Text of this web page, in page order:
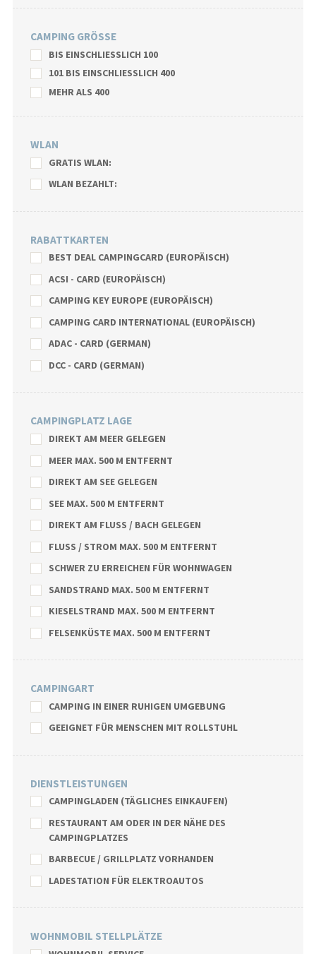
CAMPING GRÖSSE
BIS EINSCHLIESSLICH 100
101 BIS EINSCHLIESSLICH 400
MEHR ALS 400
WLAN
GRATIS WLAN:
WLAN BEZAHLT:
RABATTKARTEN
BEST DEAL CAMPINGCARD (EUROPÄISCH)
ACSI - CARD (EUROPÄISCH)
CAMPING KEY EUROPE (EUROPÄISCH)
CAMPING CARD INTERNATIONAL (EUROPÄISCH)
ADAC - CARD (GERMAN)
DCC - CARD (GERMAN)
CAMPINGPLATZ LAGE
DIREKT AM MEER GELEGEN
MEER MAX. 500 M ENTFERNT
DIREKT AM SEE GELEGEN
SEE MAX. 500 M ENTFERNT
DIREKT AM FLUSS / BACH GELEGEN
FLUSS / STROM MAX. 500 M ENTFERNT
SCHWER ZU ERREICHEN FÜR WOHNWAGEN
SANDSTRAND MAX. 500 M ENTFERNT
KIESELSTRAND MAX. 500 M ENTFERNT
FELSENKÜSTE MAX. 500 M ENTFERNT
CAMPINGART
CAMPING IN EINER RUHIGEN UMGEBUNG
GEEIGNET FÜR MENSCHEN MIT ROLLSTUHL
DIENSTLEISTUNGEN
CAMPINGLADEN (TÄGLICHES EINKAUFEN)
RESTAURANT AM ODER IN DER NÄHE DES
CAMPINGPLATZES
BARBECUE / GRILLPLATZ VORHANDEN
LADESTATION FÜR ELEKTROAUTOS
WOHNMOBIL STELLPLÄTZE